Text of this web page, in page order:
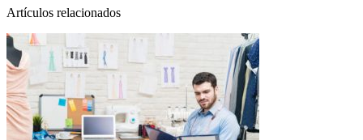
Artículos relacionados